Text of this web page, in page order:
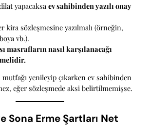
yapacaksa ev sahibinden yazılı onay
kira sözleşmesine yazılmalı (örneğin,
vb.).
masrafların nasıl karşılanacağı
yenileyip çıkarken ev sahibinden
eğer sözleşmede aksi belirtilmemişse.
Sona Erme Şartları Net